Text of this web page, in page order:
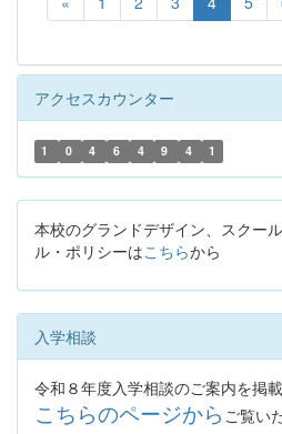
アクセスカウンター
1 0 4 6 4 9 4 1
本校のグランドデザイン、スクー
ル・ポリシーはこちらから
入学相談
令和８年度入学相談のご案内を掲
こちらのページから ご覧い